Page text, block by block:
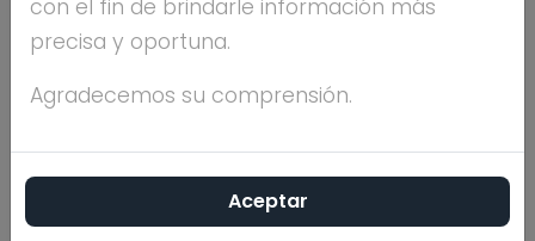
PORTILLO
estudios
Antigüedad
con el fin de brindarle información más
precisa y oportuna.
Agradecemos su comprensión.
Aceptar